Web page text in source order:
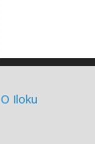
O Iloku